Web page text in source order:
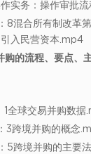
实务：操作审批
8混合所有制改革
入民营资本.mp4
购的流程、要点、
1全球交易并购数据
3跨境并购的概念
5跨境并购的主要